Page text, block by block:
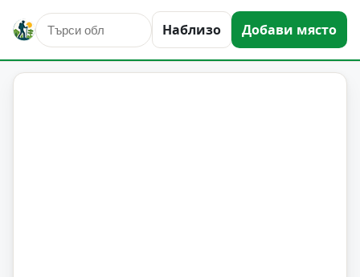
Наблизо Добави място
култура и изкуство Пловдив Област: Пловдив